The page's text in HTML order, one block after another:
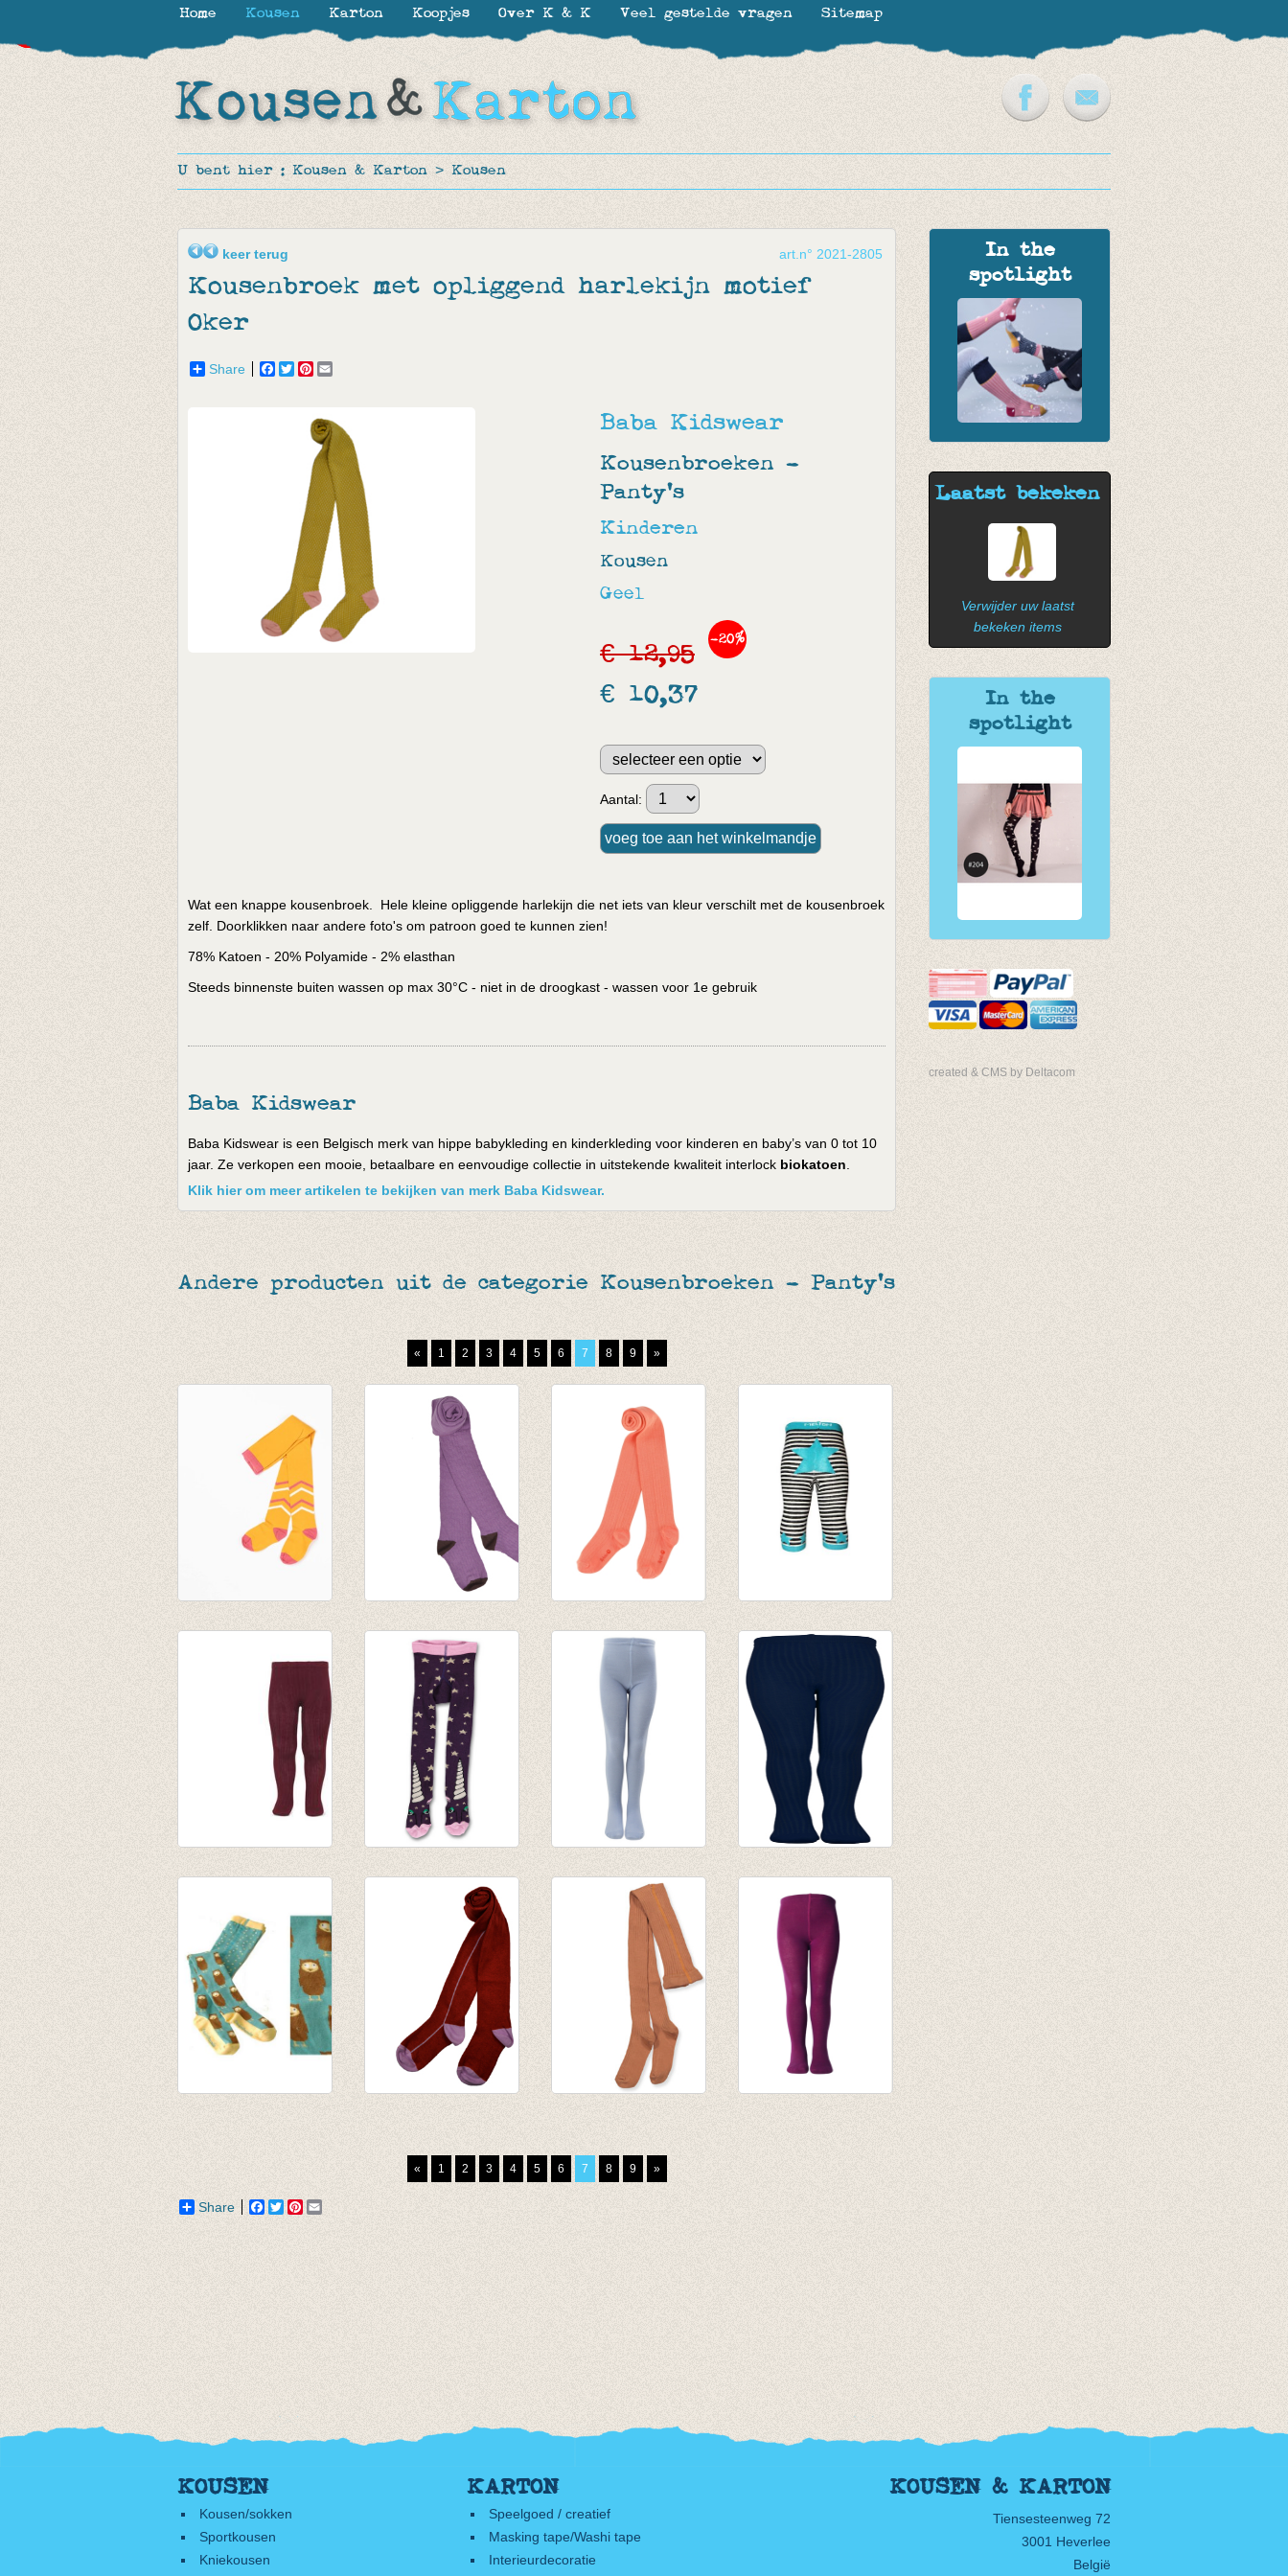
U bent hier : Kousen & Karton > Kousen
In the
spotlight
Laatst bekeken
Verwijder uw laatst
bekeken items
In the
spotlight
created & CMS by Deltacom
art.n° 2021-2805
keer terug
Kousenbroek met opliggend harlekijn motief
Oker
Share Facebook
TwitterPinterest
Baba Kidswear
Kousenbroeken -
Panty's
Kinderen
Kousen
Geel
€ 12,95 -20%
€ 10,37
Aantal:
Wat een knappe kousenbroek. Hele kleine opliggende harlekijn die net iets van kleur verschilt met de kousenbroek
zelf. Doorklikken naar andere foto's om patroon goed te kunnen zien!
78% Katoen - 20% Polyamide - 2% elasthan
Steeds binnenste buiten wassen op max 30°C - niet in de droogkast - wassen voor 1e gebruik
Baba Kidswear
Baba Kidswear is een Belgisch merk van hippe babykleding en kinderkleding voor kinderen en baby’s van 0 tot 10
jaar. Ze verkopen een mooie, betaalbare en eenvoudige collectie in uitstekende kwaliteit interlock biokatoen
Klik hier om meer artikelen te bekijken van merk Baba Kidswear.
Andere producten uit de categorie Kousenbroeken - Panty's
« 1 2 3 4 5 6 7 8 9 »
Lavender mist
€ 14,95
Eva papaya punch
€ 12,95
gestreepte
kousenbroek
ecru/zwart/blauw
€ 13,95
€ 4,18
van € 11,50
tot € 16,50
eenhoorn pruim
blauw grijs
€ 13,95
€ 13,95
€ 13,95
« 1 2 3 4 5 6 7 8 9 »
Share Facebook
TwitterPinterest
KOUSEN
Kousen/sokken
Sportkousen
Kniekousen
KARTON
Speelgoed / creatief
Masking tape/Washi tape
Interieurdecoratie
KOUSEN & KARTON
Tiensesteenweg 72
3001 Heverlee
België
Home Kousen Karton Koopjes Over K & K Veel gestelde vragen Sitemap